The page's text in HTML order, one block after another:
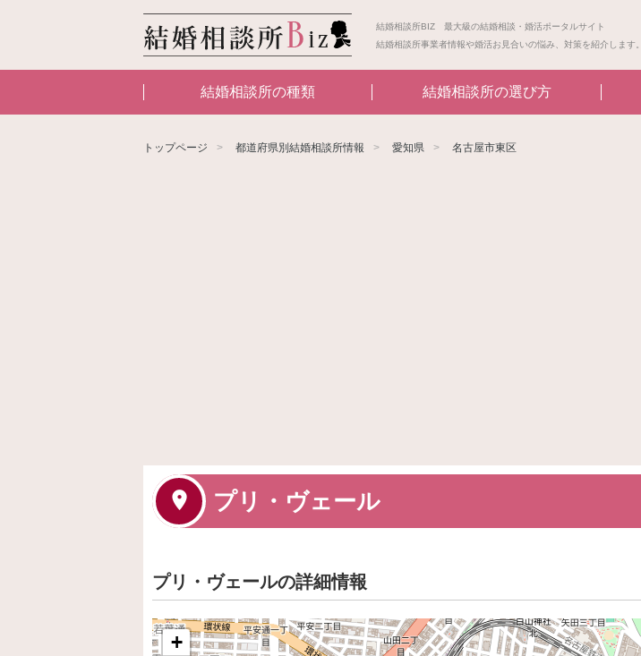
結婚相談所BIZ 最大級の結婚相談・婚活ポータルサイト
結婚相談所事業者情報や婚活お見合いの悩み、対策を紹介します。
結婚相談所の種類 結婚相談所の選び方
トップページ 都道府県別結婚相談所情報 愛知県 名古屋市東区
プリ・ヴェール
プリ・ヴェールの詳細情報
+